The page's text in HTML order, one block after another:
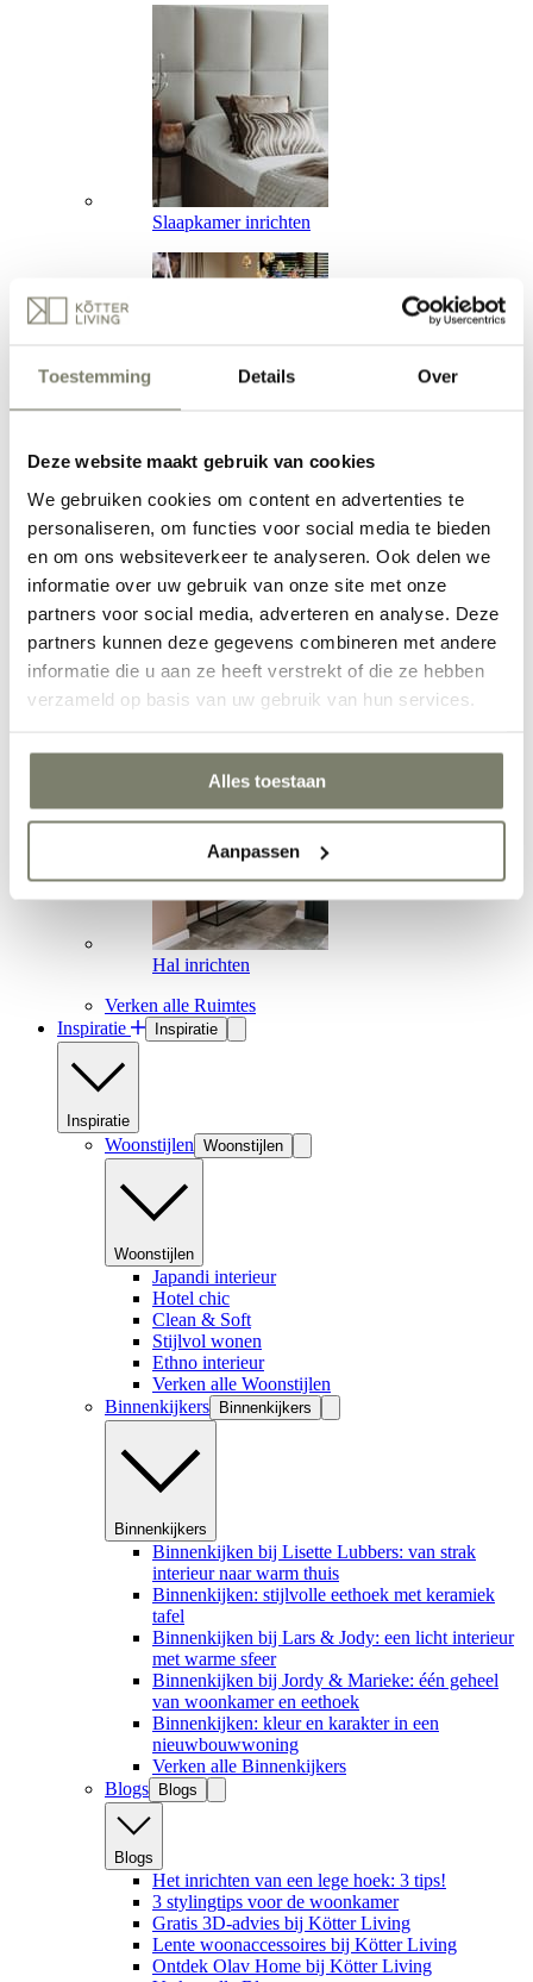
Toestemming Details Over
Deze website maakt gebruik van cookies
We gebruiken cookies om content en advertenties te
personaliseren, om functies voor social media te bieden
en om ons websiteverkeer te analyseren. Ook delen we
informatie over uw gebruik van onze site met onze
partners voor social media, adverteren en analyse. Deze
partners kunnen deze gegevens combineren met andere
informatie die u aan ze heeft verstrekt of die ze hebben
verzameld op basis van uw gebruik van hun services.
Alles toestaan
Aanpassen
Slaapkamer inrichten
Eetkamer inrichten
Hal inrichten
Verken alle Ruimtes
Inspiratie
Inspiratie
Inspiratie
Woonstijlen Woonstijlen
Woonstijlen
Japandi interieur
Hotel chic
Clean & Soft
Stijlvol wonen
Ethno interieur
Verken alle Woonstijlen
Binnenkijkers
Binnenkijkers
Binnenkijkers
Binnenkijken bij Lisette Lubbers: van strak
interieur naar warm thuis
Binnenkijken: stijlvolle eethoek met keramiek
tafel
Binnenkijken bij Lars & Jody: een licht interieur
met warme sfeer
Binnenkijken bij Jordy & Marieke: één geheel
van woonkamer en eethoek
Binnenkijken: kleur en karakter in een
nieuwbouwwoning
Verken alle Binnenkijkers
Blogs
Blogs
Blogs
Het inrichten van een lege hoek: 3 tips!
3 stylingtips voor de woonkamer
Gratis 3D-advies bij Kötter Living
Lente woonaccessoires bij Kötter Living
Ontdek Olav Home bij Kötter Living